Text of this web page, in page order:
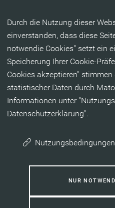
Durch die Nutzung dieser
einverstanden, dass diese
notwendie Cookies" setzt ein
Speicherung Ihrer Cookie-
Cookies akzeptieren" stimmen
statistischer Daten durch
Informationen unter
Datenschutzerklärung".
NUR